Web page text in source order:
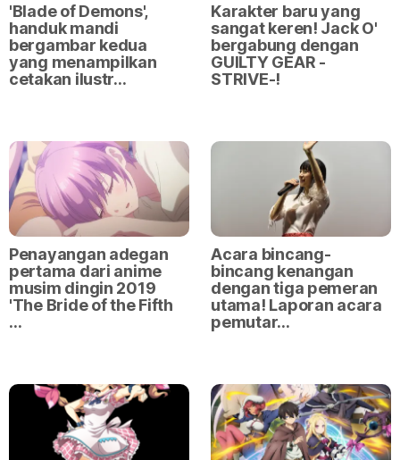
'Blade of Demons',
handuk mandi
bergambar kedua
yang menampilkan
cetakan ilustr…
Karakter baru yang
sangat keren! Jack O'
bergabung dengan
GUILTY GEAR -
STRIVE-!
Penayangan adegan
pertama dari anime
musim dingin 2019
'The Bride of the Fifth
…
Acara bincang-
bincang kenangan
dengan tiga pemeran
utama! Laporan acara
pemutar…